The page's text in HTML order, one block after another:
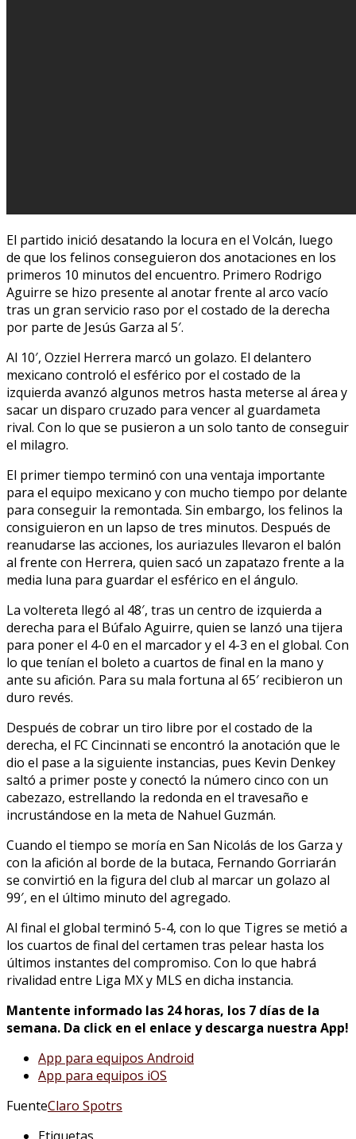
El partido inició desatando la locura en el Volcán, luego
de que los felinos conseguieron dos anotaciones en los
primeros 10 minutos del encuentro. Primero Rodrigo
Aguirre se hizo presente al anotar frente al arco vacío
tras un gran servicio raso por el costado de la derecha
por parte de Jesús Garza al 5′.
Al 10′, Ozziel Herrera marcó un golazo. El delantero
mexicano controló el esférico por el costado de la
izquierda avanzó algunos metros hasta meterse al área y
sacar un disparo cruzado para vencer al guardameta
rival. Con lo que se pusieron a un solo tanto de conseguir
el milagro.
El primer tiempo terminó con una ventaja importante
para el equipo mexicano y con mucho tiempo por delante
para conseguir la remontada. Sin embargo, los felinos la
consiguieron en un lapso de tres minutos. Después de
reanudarse las acciones, los auriazules llevaron el balón
al frente con Herrera, quien sacó un zapatazo frente a la
media luna para guardar el esférico en el ángulo.
La voltereta llegó al 48′, tras un centro de izquierda a
derecha para el Búfalo Aguirre, quien se lanzó una tijera
para poner el 4-0 en el marcador y el 4-3 en el global. Con
lo que tenían el boleto a cuartos de final en la mano y
ante su afición. Para su mala fortuna al 65′ recibieron un
duro revés.
Después de cobrar un tiro libre por el costado de la
derecha, el FC Cincinnati se encontró la anotación que le
dio el pase a la siguiente instancias, pues Kevin Denkey
saltó a primer poste y conectó la número cinco con un
cabezazo, estrellando la redonda en el travesaño e
incrustándose en la meta de Nahuel Guzmán.
Cuando el tiempo se moría en San Nicolás de los Garza y
con la afición al borde de la butaca, Fernando Gorriarán
se convirtió en la figura del club al marcar un golazo al
99′, en el último minuto del agregado.
Al final el global terminó 5-4, con lo que Tigres se metió a
los cuartos de final del certamen tras pelear hasta los
últimos instantes del compromiso. Con lo que habrá
rivalidad entre Liga MX y MLS en dicha instancia.
Mantente informado las 24 horas, los 7 días de la
semana. Da click en el enlace y descarga nuestra App!
App para equipos Android
App para equipos iOS
FuenteClaro Spotrs